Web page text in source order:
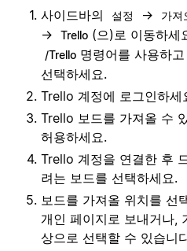
사이드바의
설정 → 가져
→ Trello (으)로 이동하세
/Trello 명령어를 사용하고
선택하세요.
Trello 계정에 로그인하세
Trello 보드를 가져올 수
허용하세요.
Trello 계정을 연결한 후
려는 보드를 선택하세요.
보드를 가져올 위치를 선
개인 페이지로 보내거나,
상으로 선택할 수 있습니